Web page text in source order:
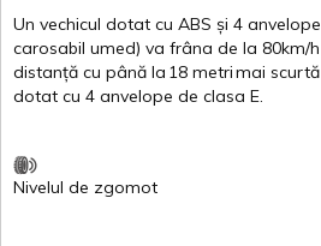
Un vechicul dotat cu ABS și 4 anvelope
carosabil umed) va frâna de la 80km/h
distanță cu până la 18 metrimai scurtă
dotat cu 4 anvelope de clasa E.
Nivelul de zgomot